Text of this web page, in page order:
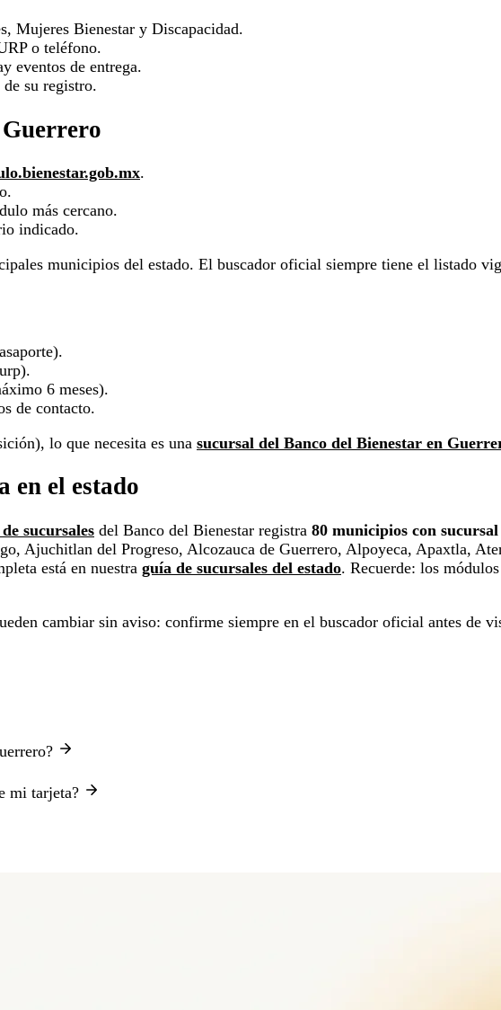
Mujeres Bienestar y Discapacidad.
o teléfono.
eventos de entrega.
de su registro.
.
más cercano.
indicado.
municipios del estado. El buscador oficial siempre tiene el listado
6 meses).
de contacto.
lo que necesita es una sucursal del Banco del Bienestar en
en el estado
sucursales del Banco del Bienestar registra 80 municipios con sucursal
Ajuchitlan del Progreso, Alcozauca de Guerrero, Alpoyeca, Apaxtla,
está en nuestra guía de sucursales del estado. Recuerde: los
cambiar sin aviso: confirme siempre en el buscador oficial antes de
mi tarjeta?